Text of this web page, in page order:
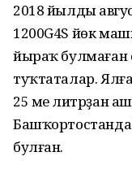
2018 йылдың
1200G4S йөк
йыраҡ булмаған
туҡтаталар.
25 мең литрҙан
булған.